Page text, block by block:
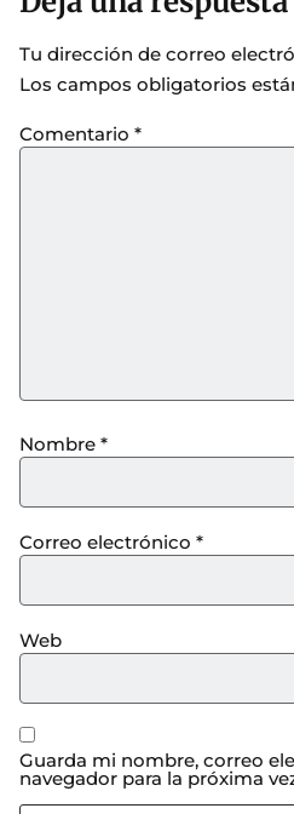
Tu dirección de correo
Los campos obligatorios
Comentario *
Nombre *
Correo electrónico *
Web
Guarda mi nombre, correo
navegador para la próxima